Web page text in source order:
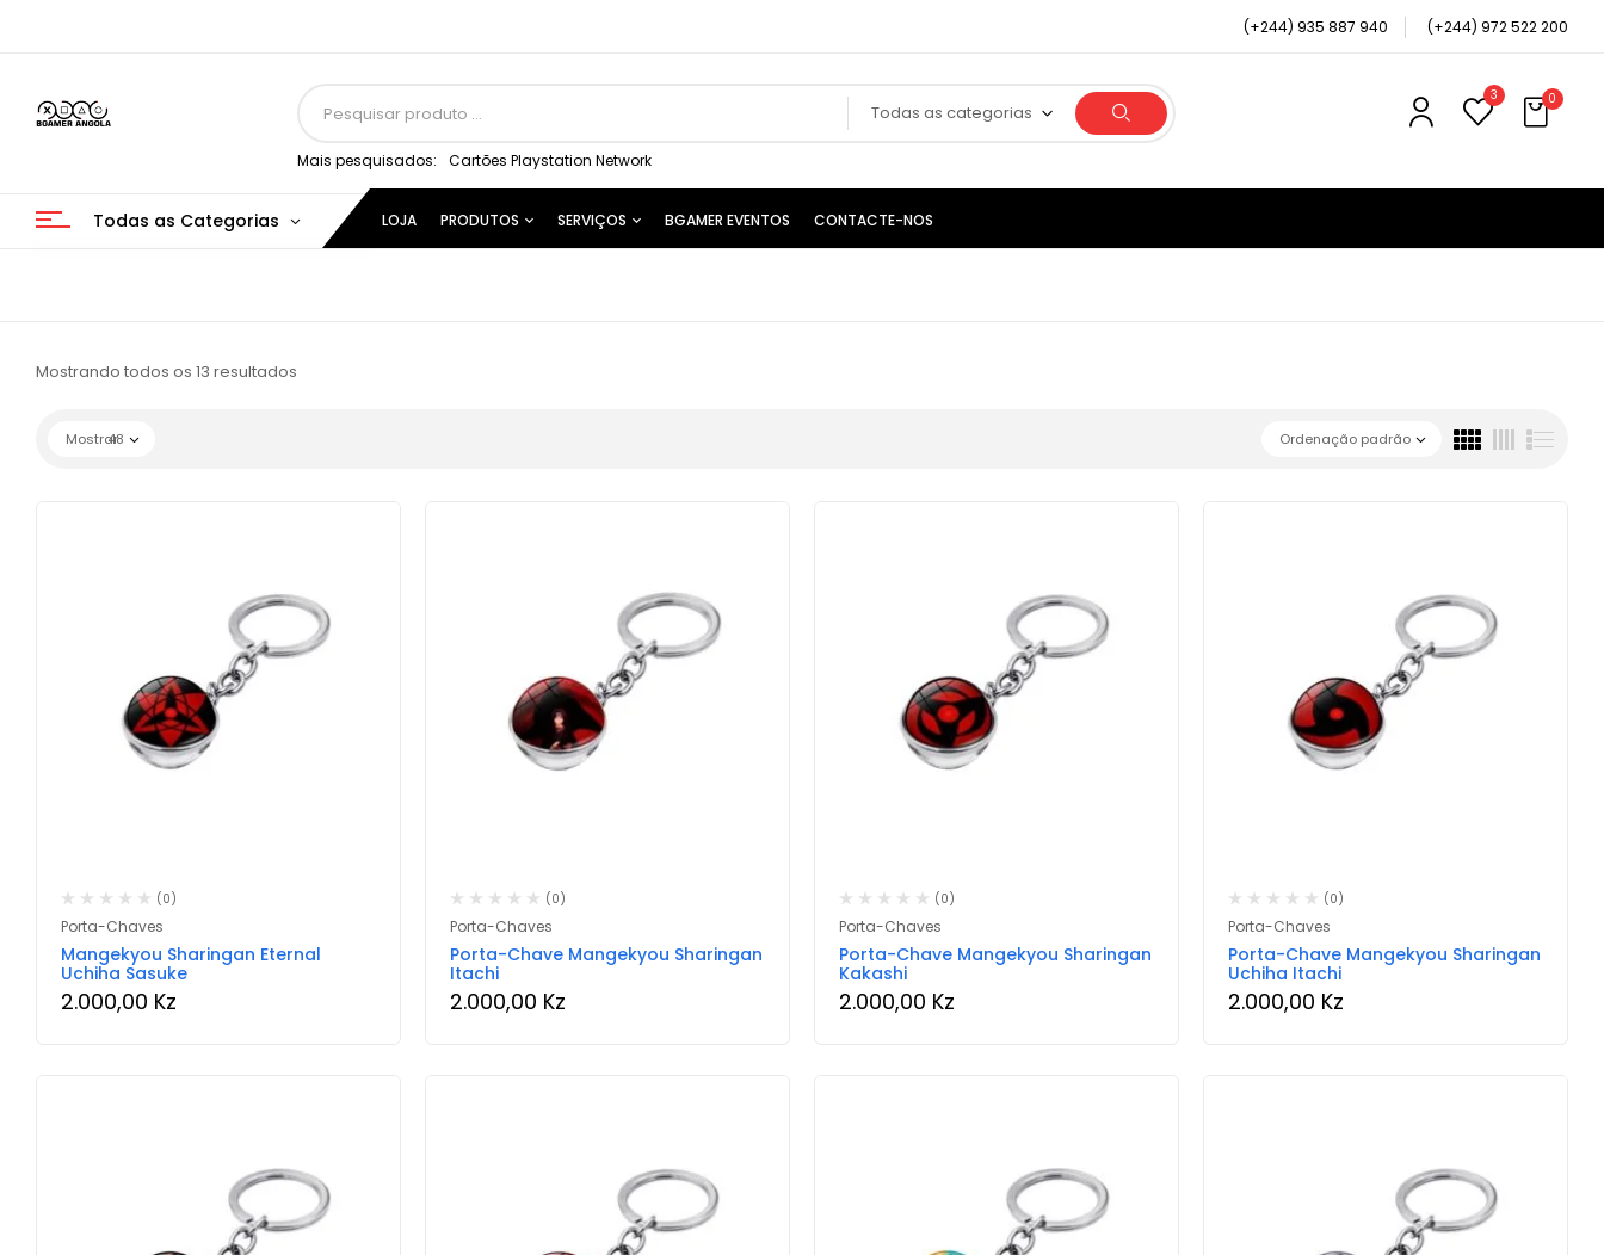
(+244) 935 887 940 (+244) 972 522 200
Todas as categorias
Mais pesquisados: Cartões Playstation Network
3 0
Todas as Categorias LOJA PRODUTOS SERVIÇOS BGAMER EVENTOS CONTACTE-NOS
Mostrando todos os 13 resultados
Ordenação padrão
Mostrar
48
(0)
Porta-Chaves
Mangekyou Sharingan Eternal
Uchiha Sasuke
2.000,00 Kz
(0)
Porta-Chaves
Porta-Chave Mangekyou Sharingan
Itachi
2.000,00 Kz
(0)
Porta-Chaves
Porta-Chave Mangekyou Sharingan
Kakashi
2.000,00 Kz
(0)
Porta-Chaves
Porta-Chave Mangekyou Sharingan
Uchiha Itachi
2.000,00 Kz